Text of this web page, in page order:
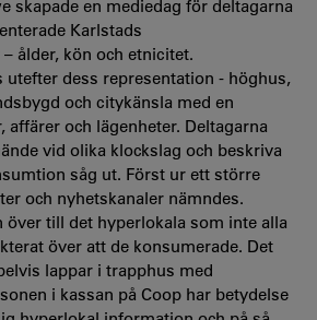
skapade en mediedag för deltagarna
Karlstads
ålder, kön och etnicitet.
utefter dess representation - höghus,
och citykänsla med en
affärer och lägenheter. Deltagarna
vid olika klockslag och beskriva
såg ut. Först ur ett större
och nyhetskanaler nämndes.
över till det hyperlokala som inte alla
över att de konsumerade. Det
lappar i trapphus med
i kassan på Coop har betydelse